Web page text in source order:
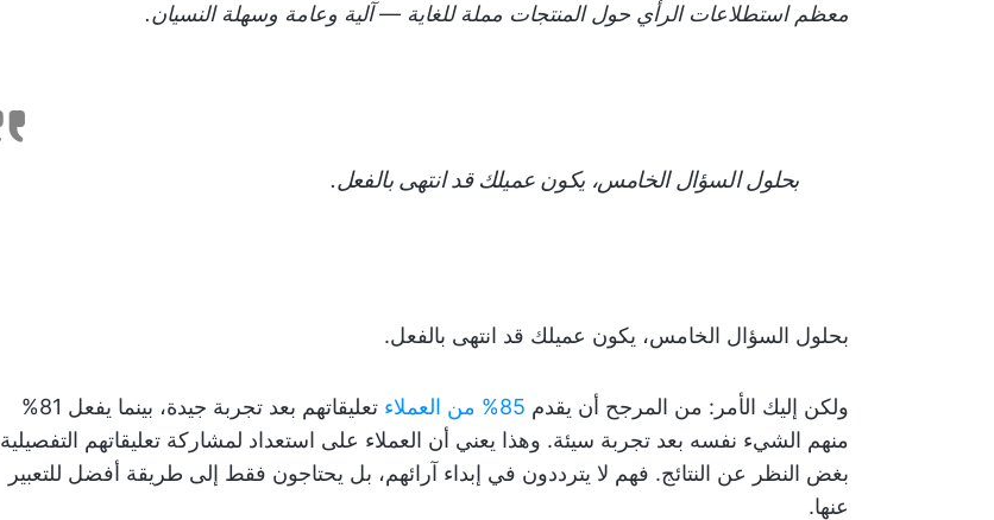
معظم استطلاعات الرأي حول المنتجات مملة للغاية — آلية وعامة وسهلة النسيان.
بحلول السؤال الخامس، يكون عميلك قد انتهى بالفعل.
بحلول السؤال الخامس، يكون عميلك قد انتهى بالفعل.
ولكن إليك الأمر: من المرجح أن يقدم 85% من العملاء
تعليقاتهم بعد تجربة جيدة، بينما يفعل 81%
منهم الشيء نفسه بعد تجربة سيئة. وهذا يعني أن العملاء على استعداد لمشاركة تعليقاتهم التفصيلية
بغض النظر عن النتائج. فهم لا يترددون في إبداء آرائهم، بل يحتاجون فقط إلى طريقة أفضل للتعبير
عنها.